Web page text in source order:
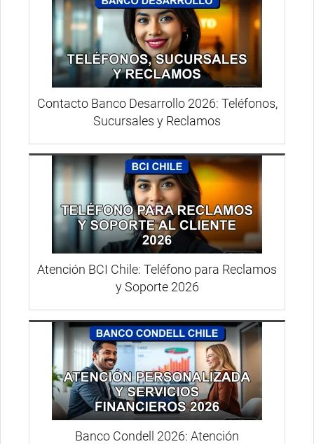
Contacto Banco Desarrollo 2026: Teléfonos,
Sucursales y Reclamos
Atención BCI Chile: Teléfono para Reclamos
y Soporte 2026
Banco Condell 2026: Atención